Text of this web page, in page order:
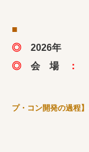
■
◎ 2026年
◎ 会 場：
プ・コン開発の過程】